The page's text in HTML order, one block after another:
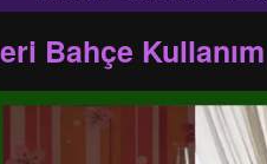
Bahçe